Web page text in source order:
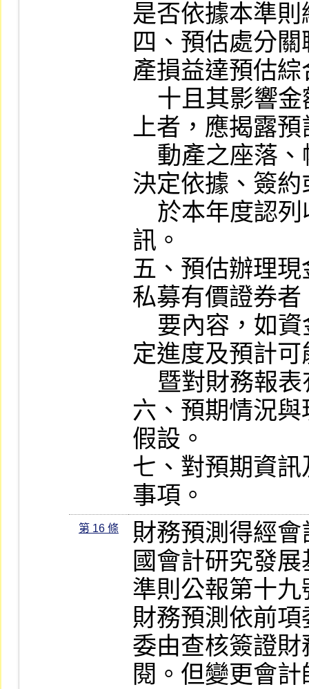
是否依據本準
四、預估處分
產損益達預估
上者，應揭露
決定依據、簽
訊。
五、預估辦理
私募有價證券
定進度及預計
六、預期情況
假設。
七、對預期資
事項。
第 16 條
財務預測得經
國會計研究發
準則公報第十九
財務預測依前
委由查核簽證
閱。但變更會